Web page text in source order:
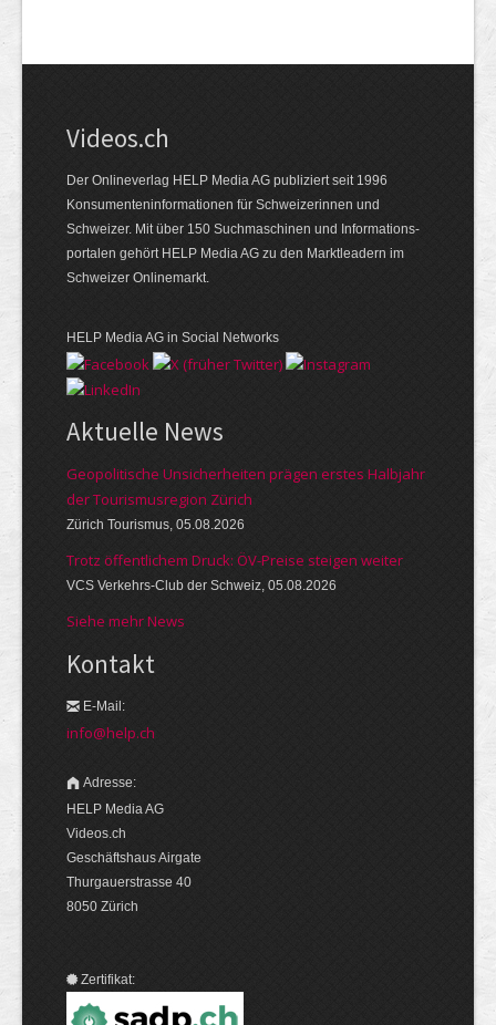
Videos.ch
Der Onlineverlag HELP Media AG publiziert seit 1996
Konsumenten­informationen für Schweizerinnen und
Schweizer. Mit über 150 Suchmaschinen und Informations­
portalen gehört HELP Media AG zu den Marktleadern im
Schweizer Onlinemarkt.
HELP Media AG in Social Networks
Aktuelle News
Geopolitische Unsicherheiten prägen erstes Halbjahr
der Tourismusregion Zürich
Zürich Tourismus, 05.08.2026
Trotz öffentlichem Druck: ÖV-Preise steigen weiter
VCS Verkehrs-Club der Schweiz, 05.08.2026
Siehe mehr News
Kontakt
E-Mail:
info@help.ch
Adresse:
HELP Media AG
Videos.ch
Geschäftshaus Airgate
Thurgauerstrasse 40
8050 Zürich
Zertifikat: